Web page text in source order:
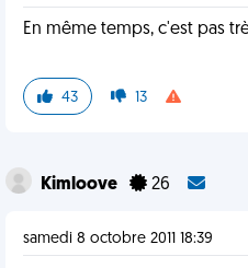
En même temps, c'est pas
43 13
Kimloove 26
samedi 8 octobre 2011 18:39